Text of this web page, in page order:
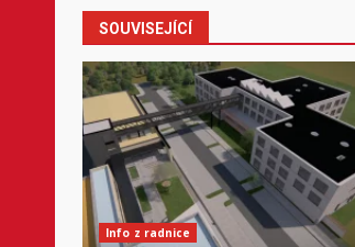
SOUVISEJÍCÍ
Info z radnice